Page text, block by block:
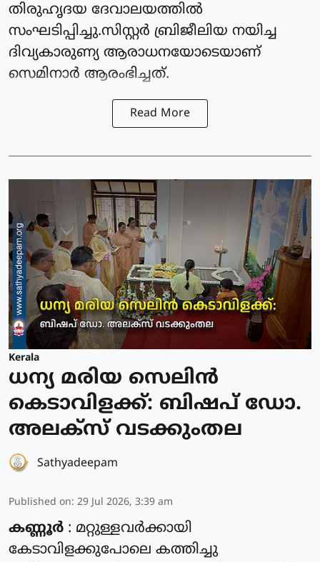
തിരുഹൃദയ ദേവാലയത്തിൽ
സംഘടിപ്പിച്ചു.സിസ്റ്റർ ബ്രിജീലിയ നയിച്ച
ദിവ്യകാരുണ്യ ആരാധനയോടെയാണ്
സെമിനാർ ആരംഭിച്ചത്.
Read More
Kerala
ധന്യ മരിയ സെലിൻ
കെടാവിളക്ക്: ബിഷപ് ഡോ.
അലക്സ്‌ വടക്കുംതല
Sathyadeepam
Published on: 29 Jul 2026, 3:39 am
കണ്ണൂർ : മറ്റുള്ളവർക്കായി
കേടാവിളക്കുപോലെ കത്തിച്ചു